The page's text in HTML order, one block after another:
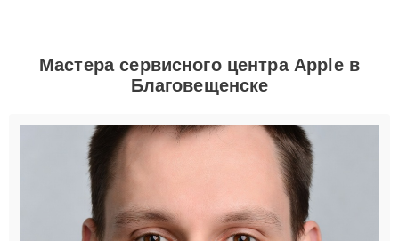
Мастера сервисного центра Apple в
Благовещенске